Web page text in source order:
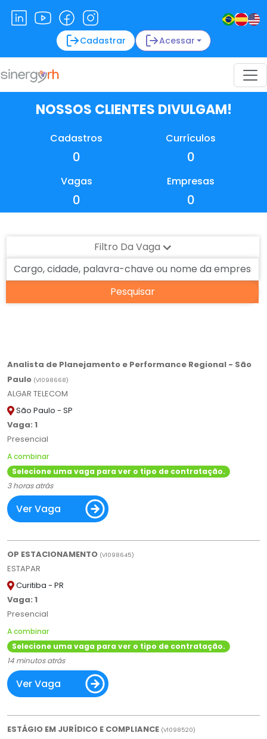
Cadastrar Acessar
NOSSOS CLIENTES DIVULGAM!
Cadastros
0
Currículos
0
Vagas
0
Empresas
0
Filtro Da Vaga
Analista de Planejamento e Performance Regional - São
Paulo (V1098668)
ALGAR TELECOM
São Paulo - SP
Vaga: 1
Presencial
A combinar
Selecione uma vaga para ver o tipo de contratação.
3 horas atrás
Ver Vaga
OP ESTACIONAMENTO (V1098645)
ESTAPAR
Curitiba - PR
Vaga: 1
Presencial
A combinar
Selecione uma vaga para ver o tipo de contratação.
14 minutos atrás
Ver Vaga
ESTÁGIO EM JURÍDICO E COMPLIANCE (V1098520)